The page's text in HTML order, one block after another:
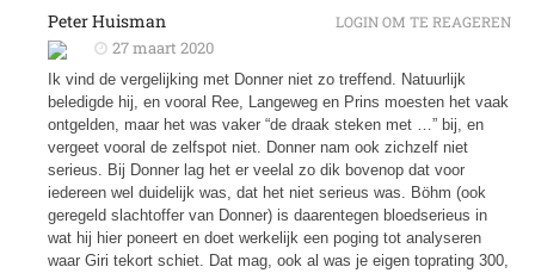
Peter Huisman
27 maart 2020
Ik vind de vergelijking met Donner niet zo treffend. Natuurlijk
beledigde hij, en vooral Ree, Langeweg en Prins moesten het vaak
ontgelden, maar het was vaker “de draak steken met …” bij, en
vergeet vooral de zelfspot niet. Donner nam ook zichzelf niet
serieus. Bij Donner lag het er veelal zo dik bovenop dat voor
iedereen wel duidelijk was, dat het niet serieus was. Böhm (ook
geregeld slachtoffer van Donner) is daarentegen bloedserieus in
wat hij hier poneert en doet werkelijk een poging tot analyseren
waar Giri tekort schiet. Dat mag, ook al was je eigen toprating 300,
LOGIN OM TE REAGEREN